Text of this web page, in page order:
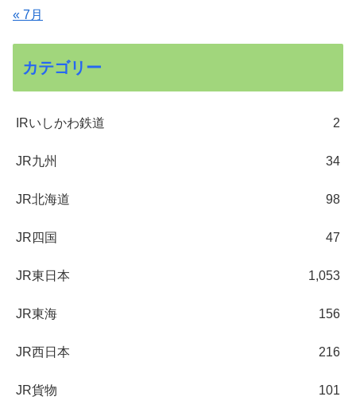
« 7月
カテゴリー
IRいしかわ鉄道 2
JR九州 34
JR北海道 98
JR四国 47
JR東日本 1,053
JR東海 156
JR西日本 216
JR貨物 101